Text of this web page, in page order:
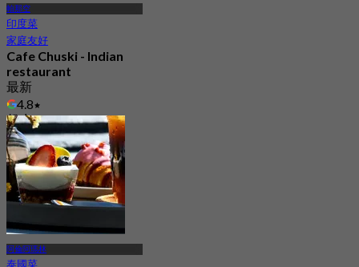
帕那空
印度菜
家庭友好
Cafe Chuski - Indian
restaurant
最新
4.8
起฿ 297.5
阿倫阿瑪林
泰國菜